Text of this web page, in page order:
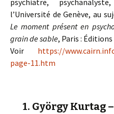
psychiatre,
l’Université de Genève, au
Le moment présent en
grain de sable, Paris :
Voir https://
page-11.htm
1. György Kurtag